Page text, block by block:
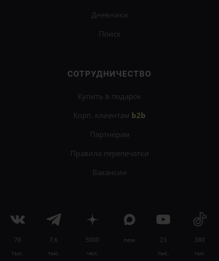
Дневники
Поиск
СОТРУДНИЧЕСТВО
Купить в подарок
Корп. клиентам b2b
Партнёрам
Правила перепечатки
Вакансии
78
тыс.
7,6
тыс.
5000
чел.
new
23
тыс.
380
тыс.